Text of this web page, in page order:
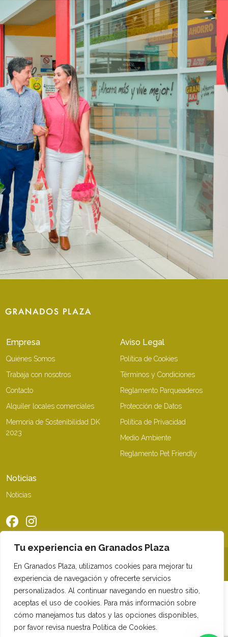
Tu experiencia en Granados Plaza
En Granados Plaza, utilizamos cookies para mejorar tu
experiencia de navegación y ofrecerte servicios
personalizados. Al continuar navegando en nuestro sitio,
aceptas el uso de cookies. Para más información sobre
cómo manejamos tus datos y las opciones disponibles,
por favor revisa nuestra Política de Cookies.
Empresa
Quiénes Somos
Trabaja con nosotros
Contacto
Alquiler locales comerciales
Memoria de Sostenibilidad DK
2023
Aviso Legal
Política de Cookies
Términos y Condiciones
Reglamento Parqueaderos
Protección de Datos
Política de Privacidad
Medio Ambiente
Reglamento Pet Friendly
Noticias
Noticias
©2026 Granados Plaza. Todos los derechos reservados